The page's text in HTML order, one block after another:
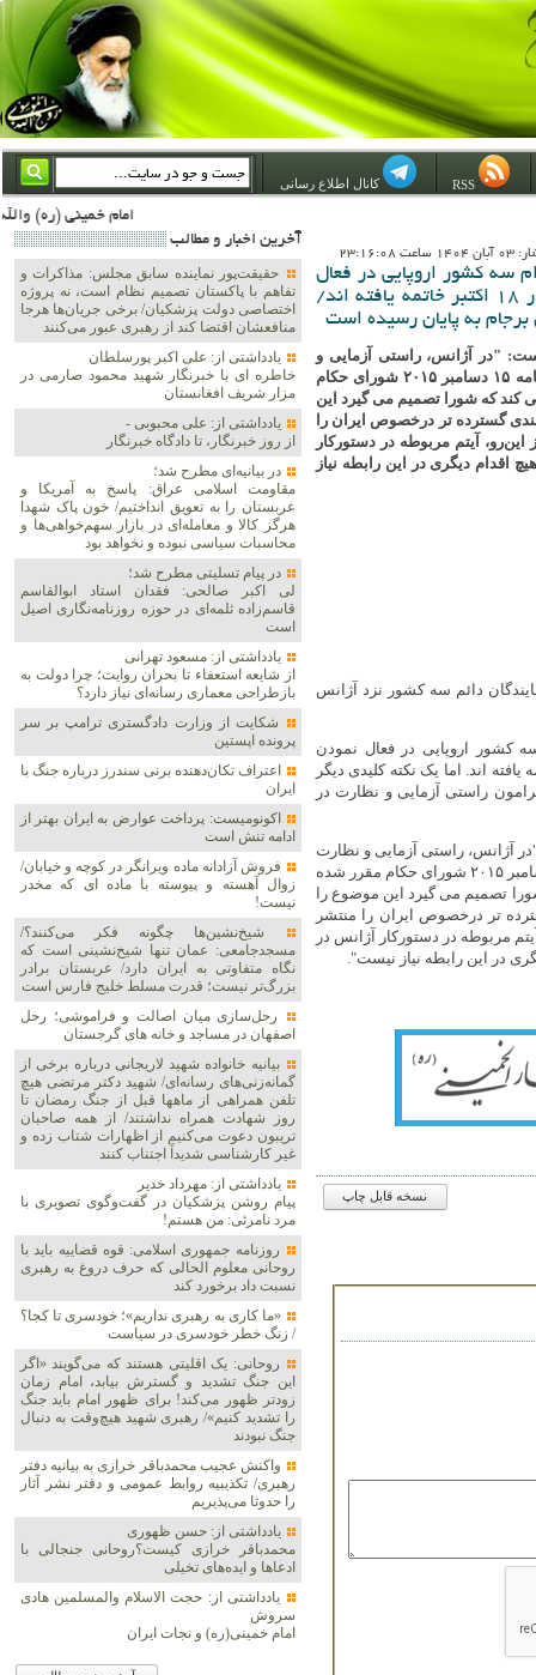
کانال اطلاع رسانی
امام خمینی (ره) والله اسلام تمامش سیاست است؛ ***** امام شهید: به گفتار امام و کردار امام اهتمام بورزید ***** امام خمینی(ره): ان شاء الله ما اندوه دلمان را در وقت مناسب با انتقام از امریکا و آل
23:16:08
سه کشور اروپایی در فعال
نمودن اسنپ‌بک، غیرقانونی بود/ تمام مفاد قطعنامه ٢٢٣١ در ١٨ اکتبر خاتمه یافته اند/
"در آژانس، راستی آزمایی و
نظارت در ایران در پرتو قطعنامه ٢٢٣١ و اجرای برجام، بر اساس قطعنامه ١۵ دسامبر ٢٠١۵ شورای حکام
می کند که شورا تصمیم می گیرد این
جمعبندی گسترده تر درخصوص ایران را
آیتم مربوطه در دستورکار
شود و هیچ اقدام دیگری در این رابطه نیاز
دائم سه کشور نزد آژانس
کشور اروپایی در فعال نمودن
تمام مفاد قطعنامه ٢٢٣١ در ١٨ اکتبر خاتمه یافته اند. اما یک نکته کلیدی دیگر
راستی آزمایی و نظارت در
آژانس، راستی آزمایی و نظارت
در ایران در پرتو قطعنامه ٢٢٣١ و اجرای برجام، بر اساس قطعنامه ١۵ دسامبر ٢٠١۵ شورای حکام مقرر شده
شورا تصمیم می گیرد این موضوع را
تر درخصوص ایران را منتشر
مربوطه در دستورکار آژانس در
نسخه قابل چاپ
آخرين اخبار و مطالب
حقیقت‌پور نماینده سابق مجلس: مذاکرات و
تفاهم با پاکستان تصمیم نظام است، نه پروژه
اختصاصی دولت پزشکیان/ برخی جریان‌ها هرجا
منافعشان اقتضا کند از رهبری عبور می‌کنند
یادداشتی از: علی اکبر پورسلطان
خاطره ای با خبرنگار شهید محمود صارمی در
مزار شریف افغانستان
یادداشتی از: علی محبوبی -
از روز خبرنگار، تا دادگاه خبرنگار
در بیانیه‌ای مطرح شد؛
مقاومت اسلامی عراق: پاسخ به آمریکا و
عربستان را به تعویق انداختیم/ خون پاک شهدا
هرگز کالا و معامله‌ای در بازار سهم‌خواهی‌ها و
محاسبات سیاسی نبوده و نخواهد بود
در پیام تسلیتی مطرح شد؛
لی اکبر صالحی: فقدان استاد ابوالقاسم
قاسم‌زاده ثلمه‌ای در حوزه روزنامه‌نگاری اصیل
است
یادداشتی از: مسعود تهرانی
از شایعه استعفاء تا بحران روایت؛ چرا دولت به
بازطراحی معماری رسانه‌ای نیاز دارد؟
شکایت از وزارت دادگستری ترامپ بر سر
پرونده اپستین
اعتراف تکان‌دهنده برنی سندرز درباره جنگ با
ایران
اکونومیست: پرداخت عوارض به ایران بهتر از
ادامه تنش است
فروش آزادانه ماده ویرانگر در کوچه و خیابان/
زوال آهسته و پیوسته با ماده ای که مخدر
نیست!
شیخ‌نشین‌ها چگونه فکر می‌کنند؟/
مسجدجامعی: عمان تنها شیخ‌نشینی است که
نگاه متفاوتی به ایران دارد/ عربستان برادر
بزرگ‌تر نیست؛ قدرت مسلط خلیج فارس است
رحل‌سازی میان اصالت و فراموشی؛ رحل
اصفهان در مساجد و خانه های گرجستان
بیانیه خانواده شهید لاریجانی درباره برخی از
گمانه‌زنی‌های رسانه‌ای/ شهید دکتر مرتضی هیچ
تلفن همراهی از ماهها قبل از جنگ رمضان تا
روز شهادت همراه نداشتند/ از همه صاحبان
تریبون دعوت می‌کنیم از اظهارات شتاب زده و
غیر کارشناسی شدیداً اجتناب کنند
یادداشتی از: مهرداد خدیر
پیام روشن پزشکیان در گفت‌و‌گوی تصویری با
مرد نامرئی: من هستم!
روزنامه جمهوری اسلامی: قوه قضاییه باید با
روحانی معلوم الحالی که حرف دروغ به رهبری
نسبت داد برخورد کند
«ما کاری به رهبری نداریم»؛ خودسری تا کجا؟
/ زنگ خطر خودسری در سیاست
روحانی: یک اقلیتی هستند که می‌گویند «اگر
این جنگ تشدید و گسترش بیابد، امام زمان
زودتر ظهور می‌کند! برای ظهور امام باید جنگ
را تشدید کنیم»/ رهبری شهید هیچ‌وقت به دنبال
جنگ نبودند
واکنش عجیب محمدباقر خرازی به بیانیه دفتر
رهبری/ تکذیبیه روابط عمومی و دفتر نشر آثار
را حدوثا می‌پذیریم
یادداشتی از: حسن ظهوری
محمدباقر خرازی کیست؟روحانی جنجالی با
ادعاها و ایده‌های تخیلی
یادداشتی از: حجت الاسلام والمسلمین هادی
سروش
امام خمینی(ره) و نجات ایران